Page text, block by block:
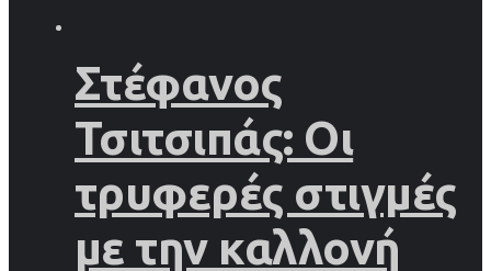
Στέφανος
Τσιτσιπάς: Οι
τρυφερές στιγμές
με την καλλονή